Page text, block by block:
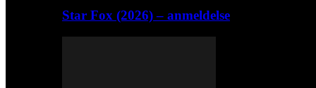
Star Fox (2026) – anmeldelse